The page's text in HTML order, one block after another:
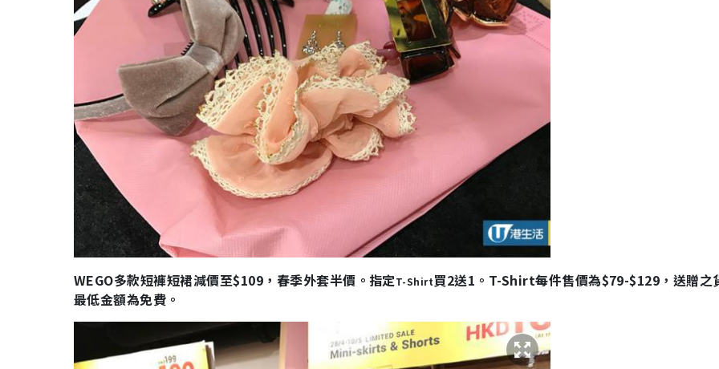
WEGO多款短褲短裙減價至$109，春季外套半價。指定T-Shirt買2送1。T-Shirt每件售價為$79-$129，送贈之
最低金額為免費。